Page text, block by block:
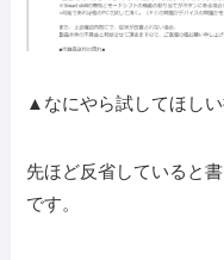
▲なにやら試してほしい
先ほど反省していると
です。